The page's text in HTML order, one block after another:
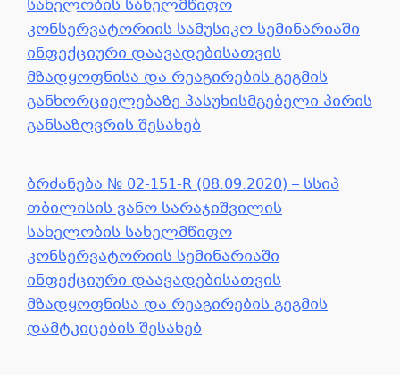
სახელობის სახელმწიფო
კონსერვატორიის სამუსიკო სემინარიაში
ინფექციური დაავადებისათვის
მზადყოფნისა და რეაგირების გეგმის
განხორციელებაზე პასუხისმგებელი პირის
განსაზღვრის შესახებ
ბრძანება № 02-151-R (08.09.2020) – სსიპ
თბილისის ვანო სარაჯიშვილის
სახელობის სახელმწიფო
კონსერვატორიის სემინარიაში
ინფექციური დაავადებისათვის
მზადყოფნისა და რეაგირების გეგმის
დამტკიცების შესახებ